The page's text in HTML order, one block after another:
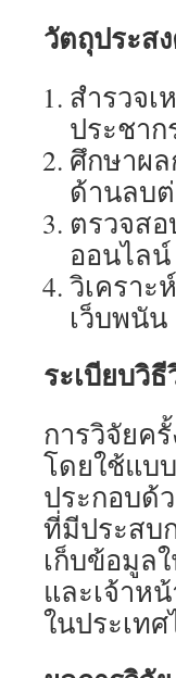
วัตถุประส
สำรวจเ
ประชาก
ศึกษาผ
ด้านลบ
ตรวจส
ออนไลน์
วิเคราะ
เว็บพนัน
ระเบียบวิ
การวิจัยค
โดยใช้แบ
ประกอบด้
ที่มีประสบ
เก็บข้อมูล
และเจ้าห
ในประเทศ